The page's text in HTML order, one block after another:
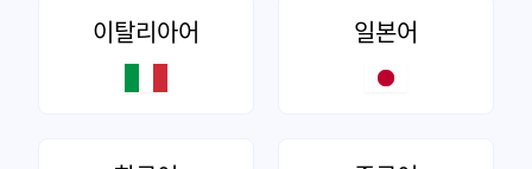
이탈리아어 일본어